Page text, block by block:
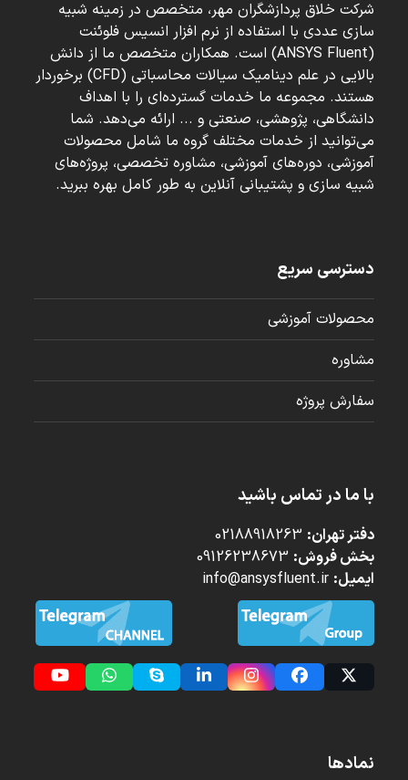
شرکت خلاق پردازشگران مهر، متخصص در زمینه شبیه
سازی عددی با استفاده از نرم افزار انسیس فلوئنت
(ANSYS Fluent) است. همکاران متخصص ما از دانش
بالایی در علم دینامیک سیالات محاسباتی (CFD) برخوردار
هستند. مجموعه ما خدمات گسترده‌ای را با اهداف
دانشگاهی، پژوهشی، صنعتی و ... ارائه می‌دهد. شما
می‌توانید از خدمات مختلف گروه ما شامل محصولات
آموزشی، دوره‌های آموزشی، مشاوره تخصصی، پروژه‌های
شبیه سازی و پشتیبانی آنلاین به طور کامل بهره ببرید.
دسترسی سریع
محصولات آموزشی
مشاوره
سفارش پروژه
با ما در تماس باشید
دفتر تهران:
بخش فروش:
ایمیل: info@ansysfluent.ir
Twitter
Facebook
Instagram
LinkedIn
Skype
Whatsapp
نمادها